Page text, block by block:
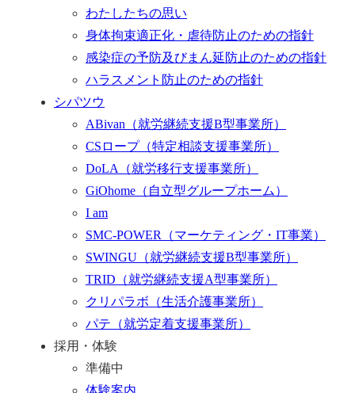
わたしたちの思い
身体拘束適正化・虐待防止のための指針
感染症の予防及びまん延防止のための指針
ハラスメント防止のための指針
シパツウ
ABivan （就労継続支援B型事業所）
CSロープ （特定相談支援事業所）
DoLA （就労移行支援事業所）
GiOhome （自立型グループホーム）
I am
SMC-POWER （マーケティング・IT事業）
SWINGU （就労継続支援B型事業所）
TRID （就労継続支援A型事業所）
クリパラボ （生活介護事業所）
パテ （就労定着支援事業所）
採用・体験
準備中